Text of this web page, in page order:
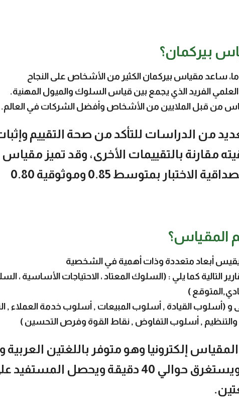
بيركمان؟
الفريد الذي يجمع بين قياس السلوك والميول المهنية.
من قبل الملايين من الأشخاص وأفضل الشركات في العالم.
من الدراسات للتأكد من صحة التقييم
مقارنة بالتقييمات الأخرى، وقد تميز مقياس
الاختبار بمتوسط 0.85 وموثوقية 0.80
المقياس؟
أبعاد متعددة وذات أهمية في الشخصية
التالية كما يلي : (السلوك المعتاد ، الاحتياجات الأساسية
)
و (أسلوب القيادة , أسلوب المبيعات , أسلوب خدمة العملاء
والتنظيم , أسلوب التفاوض , نقاط القوة وفرص التحسين )
إلكترونيا وهو متوفر باللغتين العربية و
الإنجليزية ويستغرق حوالي 40 دقيقة ويحصل المستفيد